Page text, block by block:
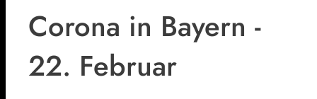
Corona in Bayern -
22. Februar